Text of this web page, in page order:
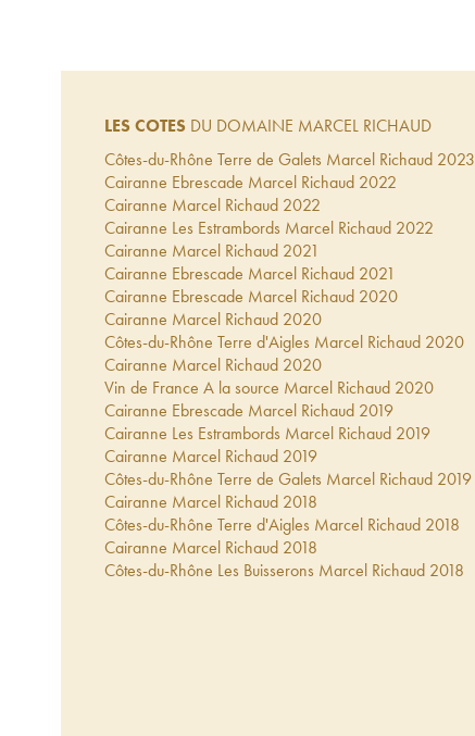
LES COTES DU DOMAINE MARCEL RICHAUD
Côtes-du-Rhône Terre de Galets Marcel Richaud 2023
Cairanne Ebrescade Marcel Richaud 2022
Cairanne Marcel Richaud 2022
Cairanne Les Estrambords Marcel Richaud 2022
Cairanne Marcel Richaud 2021
Cairanne Ebrescade Marcel Richaud 2021
Cairanne Ebrescade Marcel Richaud 2020
Cairanne Marcel Richaud 2020
Côtes-du-Rhône Terre d'Aigles Marcel Richaud 2020
Cairanne Marcel Richaud 2020
Vin de France A la source Marcel Richaud 2020
Cairanne Ebrescade Marcel Richaud 2019
Cairanne Les Estrambords Marcel Richaud 2019
Cairanne Marcel Richaud 2019
Côtes-du-Rhône Terre de Galets Marcel Richaud 2019
Cairanne Marcel Richaud 2018
Côtes-du-Rhône Terre d'Aigles Marcel Richaud 2018
Cairanne Marcel Richaud 2018
Côtes-du-Rhône Les Buisserons Marcel Richaud 2018